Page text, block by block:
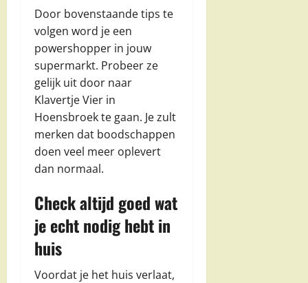
Door bovenstaande tips te
volgen word je een
powershopper in jouw
supermarkt. Probeer ze
gelijk uit door naar
Klavertje Vier in
Hoensbroek te gaan. Je zult
merken dat boodschappen
doen veel meer oplevert
dan normaal.
Check altijd goed wat
je echt nodig hebt in
huis
Voordat je het huis verlaat,